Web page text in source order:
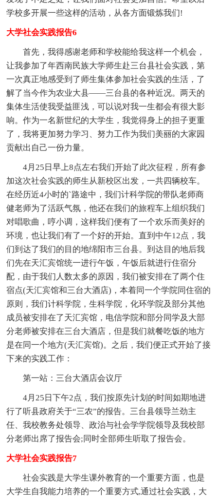
学校多开展一些这样的活动，从各方面锻炼我们!
大学社会实践报告6
首先，我得感谢老师和学校能给我这样一个机会，
让我参加了年西南民族大学师生赴三台县社会实践，第
一次真正地感受到了师生集体参加社会实践的生活，了
解了当今作为农业大县——三台县的各种近况。两天的
集体生活使我受益匪浅，可以说对我一生都会有很大影
响。作为一名新世纪的大学生，我觉得身上的担子更重
了，我将更加努力学习、努力工作为我们美丽的大家园
贡献出自己一份力量。
4月25日早上8点左右我们开始了此次征程，所有参
加这次社会实践的师生从新校区出发，一共四辆校车。
在经历近4小时的`路途中，我们计科学院的带队老师商
健老师为了活跃气氛，他还在我们的旅程车上组织我们
对唱歌曲，哼小调，这样我们便有了一个欢乐而美好的
环境，也让我们有了一个好的开始。直到中午12点，我
们到达了我们的目的地绵阳市三台县。到达目的地后我
们先在天汇宾馆统一进行午饭，午饭后就进行住宿分
配，由于我们人数太多的原因，我们被安排在了两个住
宿点(天汇宾馆和三台大酒店)，本着同一个学院同住宿的
原则，我们计科学院，生科学院，化环学院及部分其他
成员被安排在了天汇宾馆，电信学院和部分同学及大部
分老师被安排在三台大酒店，但是我们就餐吃饭的地方
是在同一个地方(天汇宾馆)。之后，我们便正式开始了接
下来的实践工作：
第一站：三台大酒店会议厅
4月25日下午2点，我们按原先计划的时间如期地进
行了听县政府关于“三农”的报告。三台县领导兰劲主
任、我校教务处领导、政治与社会学学院领导及我校部
分老师出席了报告会;同时全部师生听取了报告会。
大学社会实践报告7
社会实践是大学生课外教育的一个重要方面，也是
大学生自我能力培养的一个重要方式,通过社会实践，大